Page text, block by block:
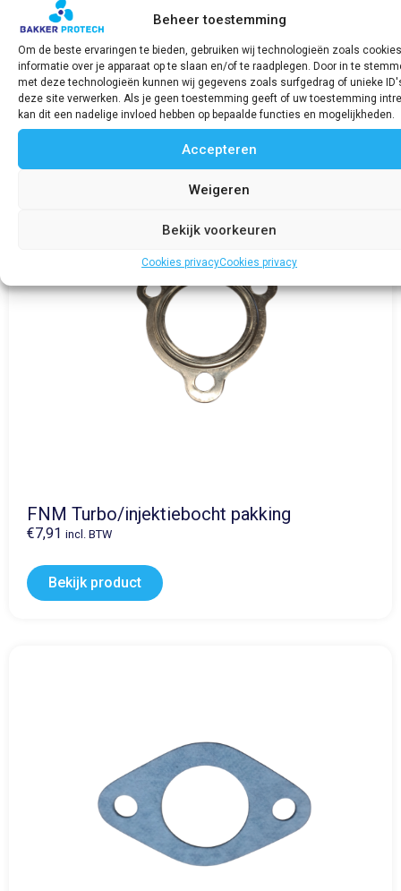
Beheer toestemming
Om de beste ervaringen te bieden, gebruiken wij technologieën zoals
informatie over je apparaat op te slaan en/of te raadplegen. Door in te
met deze technologieën kunnen wij gegevens zoals surfgedrag of unieke
deze site verwerken. Als je geen toestemming geeft of uw toestemming
kan dit een nadelige invloed hebben op bepaalde functies en mogelijkheden.
Accepteren
Weigeren
Bekijk voorkeuren
Cookies privacyCookies privacy
Distributieriem FNM ATM 100 / 40
€ 63,94 incl. BTW
Bekijk product
FNM Turbo/injektiebocht pakking
€7,91 incl. BTW
Bekijk product